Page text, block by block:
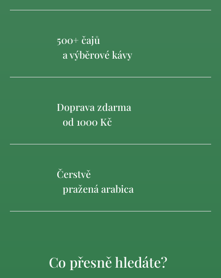
500+ čajů
a výběrové kávy
Doprava zdarma
od 1000 Kč
Čerstvě
pražená arabica
Co přesně hledáte?